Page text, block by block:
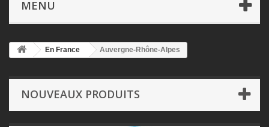
MENU
En France Auvergne-Rhône-Alpes
NOUVEAUX PRODUITS